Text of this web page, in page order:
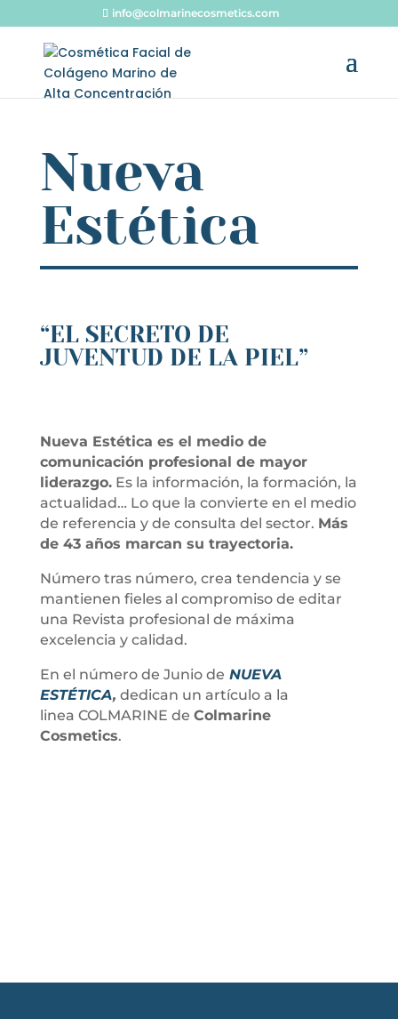
info@colmarinecosmetics.com
Nueva
Estética
“EL SECRETO DE
JUVENTUD DE LA PIEL”
Nueva Estética es el medio de
comunicación profesional de mayor
liderazgo.Es la información, la formación, la
actualidad… Lo que la convierte en el medio
de referencia y de consulta del sector. Más
de 43 años marcan su trayectoria.
Número tras número, crea tendencia y se
mantienen fieles al compromiso de editar
una Revista profesional de máxima
excelencia y calidad.
En el número de Junio de NUEVA
ESTÉTICA, dedican un artículo a la
linea COLMARINE de Colmarine
Cosmetics.